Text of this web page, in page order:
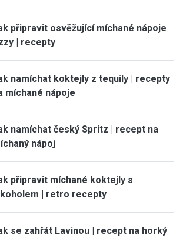
připravit osvěžující míchané nápoje
| recepty
namíchat koktejly z tequily | recepty
míchané nápoje
namíchat český Spritz | recept na
nápoj
připravit míchané koktejly s
| retro recepty
se zahřát Lavinou | recept na horký